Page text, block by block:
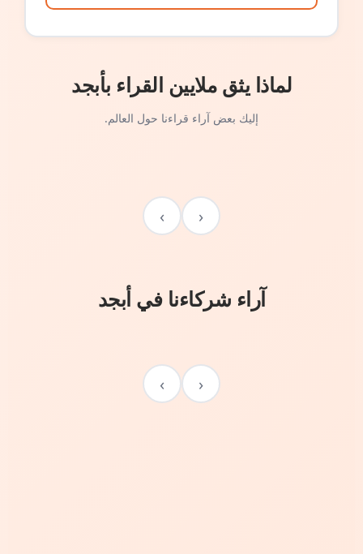
لماذا يثق ملايين القراء بأبجد
إليك بعض آراء قراءنا حول العالم.
‹
›
آراء شركاءنا في أبجد
‹
›